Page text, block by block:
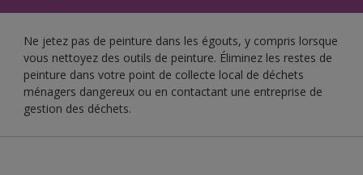
Ne jetez pas de peinture dans les égouts, y compris lorsque
vous nettoyez des outils de peinture. Éliminez les restes de
peinture dans votre point de collecte local de déchets
ménagers dangereux ou en contactant une entreprise de
gestion des déchets.